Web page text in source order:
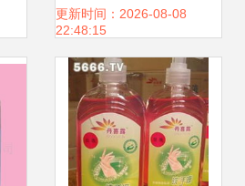
馨与品质并重的日
常之选
更新时间：2026-08-08
22:48:15